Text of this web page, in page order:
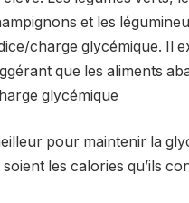
et les
charge glycémique. Il
que les aliments
glycémique
pour maintenir la
les calories qu’ils